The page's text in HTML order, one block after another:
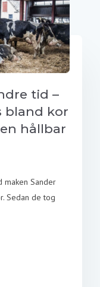
tid –
bland kor
hållbar
maken Sander
Sedan de tog